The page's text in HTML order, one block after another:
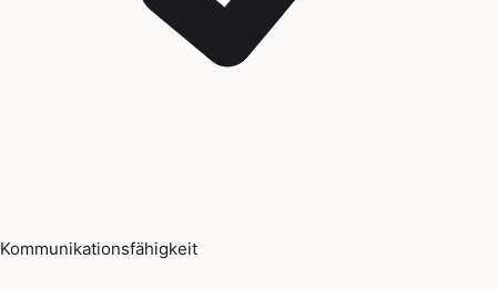
Kommunikationsfähigkeit